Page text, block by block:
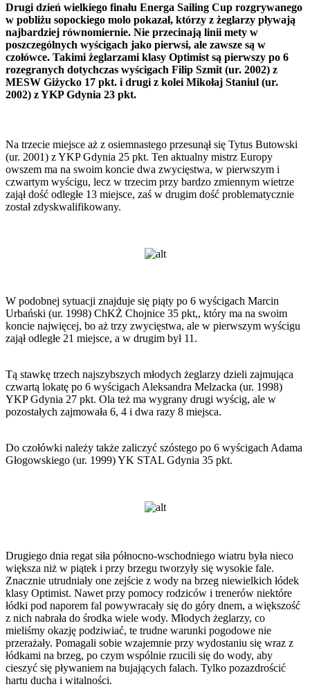
Drugi dzień wielkiego finału Energa Sailing Cup rozgrywanego
w pobliżu sopockiego molo pokazał, którzy z żeglarzy pływają
najbardziej równomiernie. Nie przecinają linii mety w
poszczególnych wyścigach jako pierwsi, ale zawsze są w
czołówce. Takimi żeglarzami klasy Optimist są pierwszy po 6
rozegranych dotychczas wyścigach Filip Szmit (ur. 2002) z
MESW Giżycko 17 pkt. i drugi z kolei Mikołaj Staniul (ur.
2002) z YKP Gdynia 23 pkt.
Na trzecie miejsce aż z osiemnastego przesunął się Tytus Butowski
(ur. 2001) z YKP Gdynia 25 pkt. Ten aktualny mistrz Europy
owszem ma na swoim koncie dwa zwycięstwa, w pierwszym i
czwartym wyścigu, lecz w trzecim przy bardzo zmiennym wietrze
zajął dość odległe 13 miejsce, zaś w drugim dość problematycznie
został zdyskwalifikowany.
W podobnej sytuacji znajduje się piąty po 6 wyścigach Marcin
Urbański (ur. 1998) ChKŻ Chojnice 35 pkt,, który ma na swoim
koncie najwięcej, bo aż trzy zwycięstwa, ale w pierwszym wyścigu
zajął odległe 21 miejsce, a w drugim był 11.
Tą stawkę trzech najszybszych młodych żeglarzy dzieli zajmująca
czwartą lokatę po 6 wyścigach Aleksandra Melzacka (ur. 1998)
YKP Gdynia 27 pkt. Ola też ma wygrany drugi wyścig, ale w
pozostałych zajmowała 6, 4 i dwa razy 8 miejsca.
Do czołówki należy także zaliczyć szóstego po 6 wyścigach Adama
Głogowskiego (ur. 1999) YK STAL Gdynia 35 pkt.
Drugiego dnia regat siła północno-wschodniego wiatru była nieco
większa niż w piątek i przy brzegu tworzyły się wysokie fale.
Znacznie utrudniały one zejście z wody na brzeg niewielkich łódek
klasy Optimist. Nawet przy pomocy rodziców i trenerów niektóre
łódki pod naporem fal powywracały się do góry dnem, a większość
z nich nabrała do środka wiele wody. Młodych żeglarzy, co
mieliśmy okazję podziwiać, te trudne warunki pogodowe nie
przerażały. Pomagali sobie wzajemnie przy wydostaniu się wraz z
łódkami na brzeg, po czym wspólnie rzucili się do wody, aby
cieszyć się pływaniem na bujających falach. Tylko pozazdrościć
hartu ducha i witalności.